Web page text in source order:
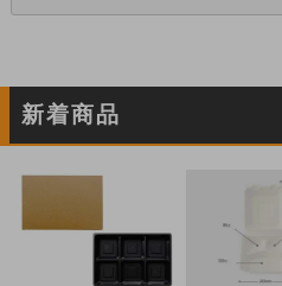
新着商品